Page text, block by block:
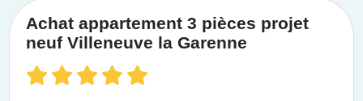
Achat appartement 3 pièces projet
neuf Villeneuve la Garenne